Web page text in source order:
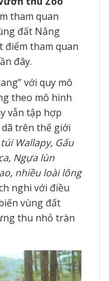
tham quan
đất Nắng
tham quan
đây.
với quy mô
theo mô hình
vẫn tập hợp
trên thế giới
Wallapy, Gấu
Ngựa lùn
nhiều loài lông
nghi với điều
vùng đất
thu nhỏ tràn